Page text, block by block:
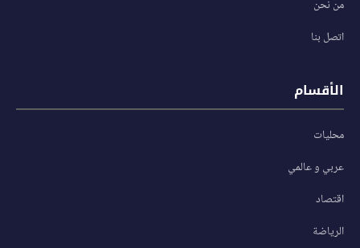
من نحن
اتصل بنا
الأقسام
محليات
عربي و عالمي
اقتصاد
الرياضة